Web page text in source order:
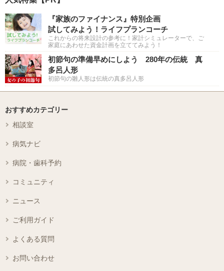
『家族のファイナンス』特別企画
試してみよう！ライフプランコーチ
これからの将来設計の参考に！家計シミュレーターで、ご
家庭にあわせた資金計画を立ててみよう！
初節句の準備早めにしよう 280年の伝統 真
多呂人形
初節句の雛人形は伝統の真多呂人形
おすすめカテゴリー
相談室
病気ナビ
病院・歯科予約
コミュニティ
ニュース
ご利用ガイド
よくある質問
お問い合わせ